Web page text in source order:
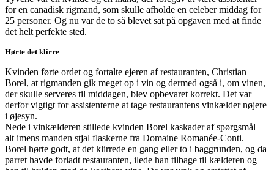
for en canadisk rigmand, som skulle afholde en celeber middag for
25 personer. Og nu var de to så blevet sat på opgaven med at finde
det helt perfekte sted.
Hørte det klirre
Kvinden førte ordet og fortalte ejeren af restauranten, Christian
Borel, at rigmanden gik meget op i vin og dermed også i, om vinen,
der skulle serveres til middagen, blev opbevaret korrekt. Det var
derfor vigtigt for assistenterne at tage restaurantens vinkælder nøjere
i øjesyn.
Nede i vinkælderen stillede kvinden Borel kaskader af spørgsmål –
alt imens manden stjal flaskerne fra Domaine Romanée-Conti.
Borel hørte godt, at det klirrede en gang eller to i baggrunden, og da
parret havde forladt restauranten, ilede han tilbage til kælderen og